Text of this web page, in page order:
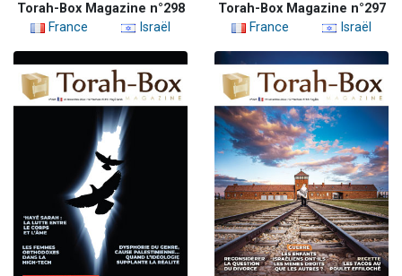
Torah-Box Magazine n°298
France
Israël
Torah-Box Magazine n°297
France
Israël